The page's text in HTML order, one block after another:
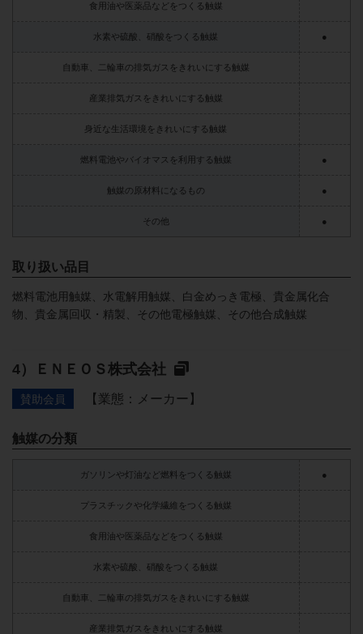
食用油や医薬品などをつくる触媒
水素や硫酸、硝酸をつくる触媒
自動車、二輪車の排気ガスをきれいにする触媒
産業排気ガスをきれいにする触媒
身近な生活環境をきれいにする触媒
燃料電池やバイオマスを利用する触媒
触媒の原材料になるもの
その他
●
●
●
●
取り扱い品目
燃料電池用触媒、水電解用触媒、白金めっき電極、貴金属化合
物、貴金属回収・精製、その他電極触媒、その他合成触媒
ＥＮＥＯＳ株式会社
賛助会員 【業態：メーカー】
触媒の分類
ガソリンや灯油など燃料をつくる触媒
プラスチックや化学繊維をつくる触媒
食用油や医薬品などをつくる触媒
水素や硫酸、硝酸をつくる触媒
自動車、二輪車の排気ガスをきれいにする触媒
産業排気ガスをきれいにする触媒
●